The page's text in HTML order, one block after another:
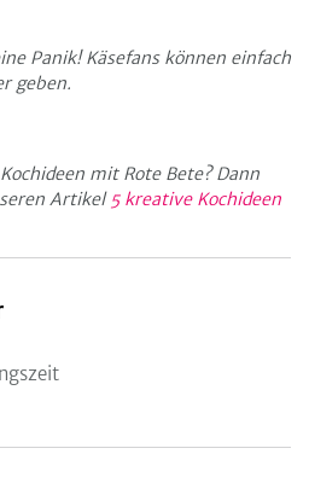
Panik! Käsefans können einfach
geben.
mit Rote Bete? Dann
Artikel 5 kreative Kochideen